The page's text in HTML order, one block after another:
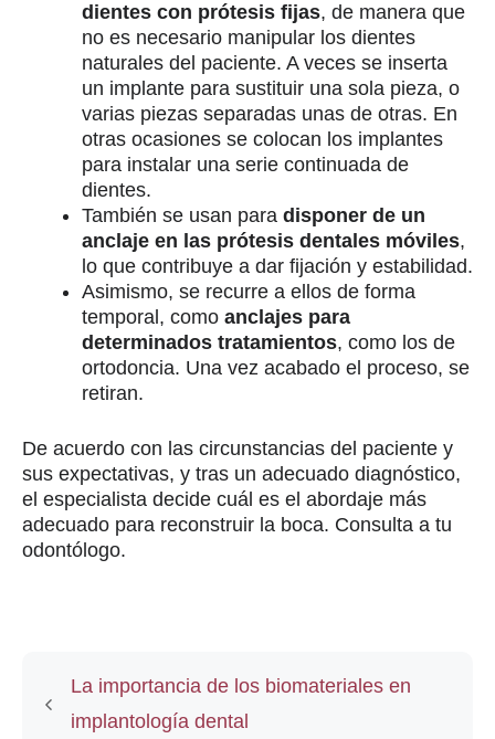
dientes con prótesis fijas, de manera que
no es necesario manipular los dientes
naturales del paciente. A veces se inserta
un implante para sustituir una sola pieza, o
varias piezas separadas unas de otras. En
otras ocasiones se colocan los implantes
para instalar una serie continuada de
dientes.
También se usan para disponer de un
anclaje en las prótesis dentales móviles,
lo que contribuye a dar fijación y estabilidad.
Asimismo, se recurre a ellos de forma
temporal, como anclajes para
determinados tratamientos, como los de
ortodoncia. Una vez acabado el proceso, se
retiran.
De acuerdo con las circunstancias del paciente y
sus expectativas, y tras un adecuado diagnóstico,
el especialista decide cuál es el abordaje más
adecuado para reconstruir la boca. Consulta a tu
odontólogo.
La importancia de los biomateriales en
implantología dental